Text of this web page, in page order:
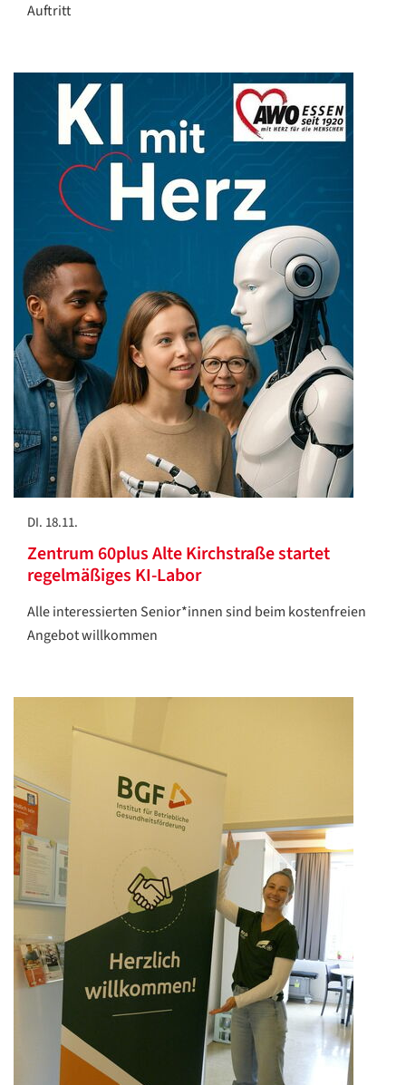
Auftritt
DI. 18.11.
Zentrum 60plus Alte Kirchstraße startet
regelmäßiges KI-Labor
Alle interessierten Senior*innen sind beim kostenfreien
Angebot willkommen